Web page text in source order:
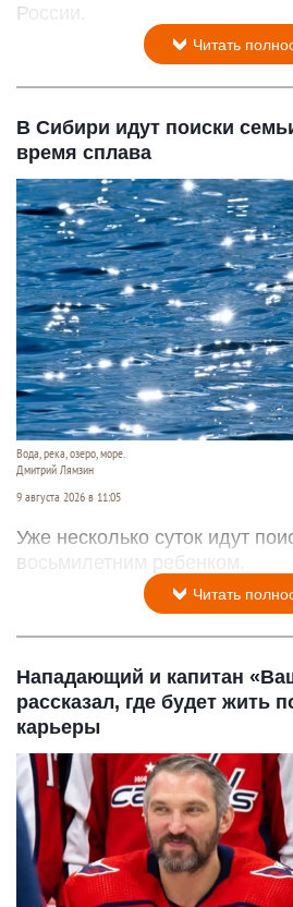
России.
Читать
В Сибири идут поиски
время сплава
Вода, река, озеро, море.
Дмитрий Лямзин
9 августа 2026 в 11:05
Уже несколько суток идут
восьмилетним ребенком.
Читать
Нападающий и капитан
рассказал, где будет жить
карьеры